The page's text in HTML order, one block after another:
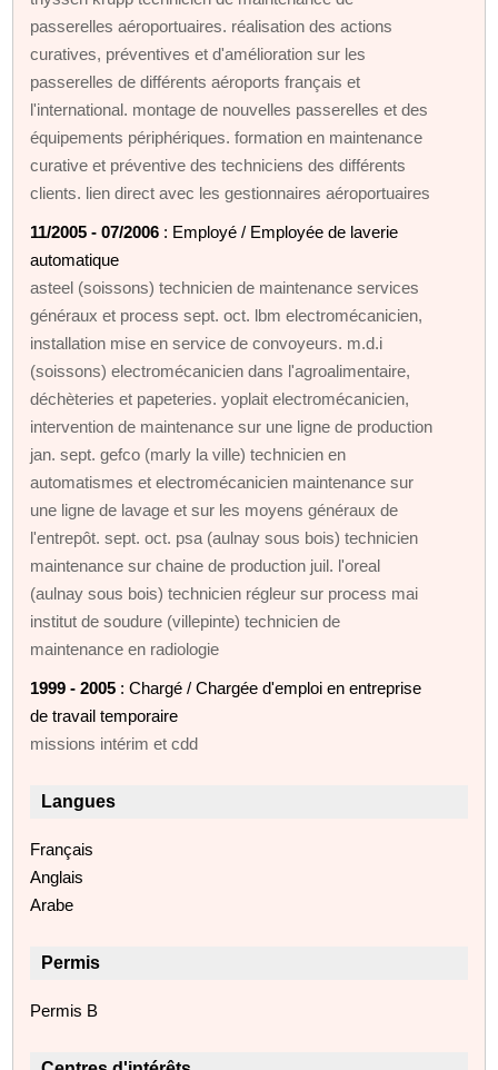
passerelles aéroportuaires. réalisation des actions
curatives, préventives et d'amélioration sur les
passerelles de différents aéroports français et
l'international. montage de nouvelles passerelles et des
équipements périphériques. formation en maintenance
curative et préventive des techniciens des différents
clients. lien direct avec les gestionnaires aéroportuaires
11/2005 - 07/2006 : Employé / Employée de laverie
automatique
asteel (soissons) technicien de maintenance services
généraux et process sept. oct. lbm electromécanicien,
installation mise en service de convoyeurs. m.d.i
(soissons) electromécanicien dans l'agroalimentaire,
déchèteries et papeteries. yoplait electromécanicien,
intervention de maintenance sur une ligne de production
jan. sept. gefco (marly la ville) technicien en
automatismes et electromécanicien maintenance sur
une ligne de lavage et sur les moyens généraux de
l'entrepôt. sept. oct. psa (aulnay sous bois) technicien
maintenance sur chaine de production juil. l'oreal
(aulnay sous bois) technicien régleur sur process mai
institut de soudure (villepinte) technicien de
maintenance en radiologie
1999 - 2005 : Chargé / Chargée d'emploi en entreprise
de travail temporaire
missions intérim et cdd
Langues
Français
Anglais
Arabe
Permis
Permis B